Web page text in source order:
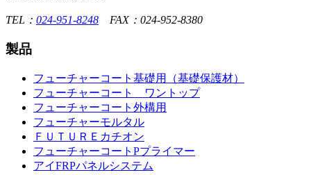
TEL： 024-951-8248 FAX：024-952-8380
製品
フューチャーコート基礎用（基礎保護材）
フューチャーコート ワントップ
フューチャーコート外構用
フューチャーモルタル
ＦＵＴＵＲＥカチオン
フューチャーコートPプライマー
アイFRPパネルシステム